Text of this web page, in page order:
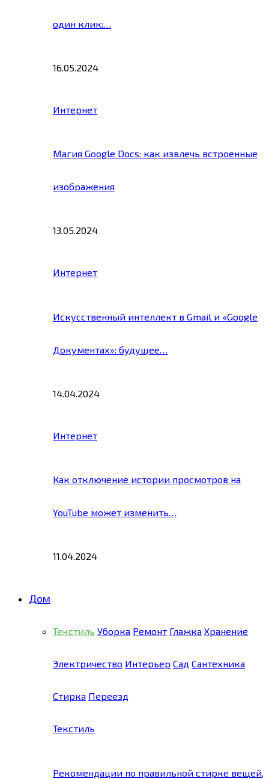
один клик:…
16.05.2024
Интернет
Магия Google Docs: как извлечь встроенные
изображения
13.05.2024
Интернет
Искусственный интеллект в Gmail и «Google
Документах»: будущее…
14.04.2024
Интернет
Как отключение истории просмотров на
YouTube может изменить…
11.04.2024
Дом
Текстиль Уборка Ремонт Глажка Хранение
Электричество Интерьер Сад Сантехника
Стирка Переезд
Текстиль
Рекомендации по правильной стирке вещей,